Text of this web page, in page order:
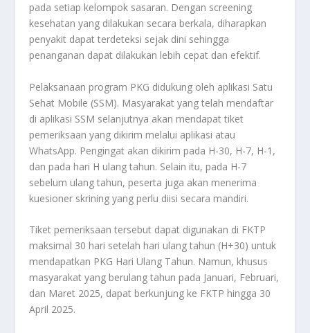
pada setiap kelompok sasaran. Dengan screening
kesehatan yang dilakukan secara berkala, diharapkan
penyakit dapat terdeteksi sejak dini sehingga
penanganan dapat dilakukan lebih cepat dan efektif.
Pelaksanaan program PKG didukung oleh aplikasi Satu
Sehat Mobile (SSM). Masyarakat yang telah mendaftar
di aplikasi SSM selanjutnya akan mendapat tiket
pemeriksaan yang dikirim melalui aplikasi atau
WhatsApp. Pengingat akan dikirim pada H-30, H-7, H-1,
dan pada hari H ulang tahun. Selain itu, pada H-7
sebelum ulang tahun, peserta juga akan menerima
kuesioner skrining yang perlu diisi secara mandiri.
Tiket pemeriksaan tersebut dapat digunakan di FKTP
maksimal 30 hari setelah hari ulang tahun (H+30) untuk
mendapatkan PKG Hari Ulang Tahun. Namun, khusus
masyarakat yang berulang tahun pada Januari, Februari,
dan Maret 2025, dapat berkunjung ke FKTP hingga 30
April 2025.